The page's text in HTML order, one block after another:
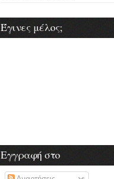
Έγινες μέλος;
Εγγραφή στο